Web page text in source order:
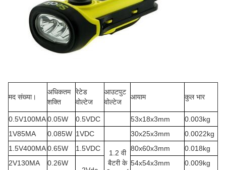
मद संख्या।
अधिकतम
शक्ति
रेटेड
वोल्टेज
आउटपुट
वोल्टेज
आयाम कुल भार
0.5V100MA0.05W 0.5VDC 53x18x3mm
0.003kg
1V85MA
0.085W 1VDC 30x25x3mm
0.0022kg
1.5V400MA0.65W 1.5VDC
1.2 वी
बैटरी के
80x60x3mm
0.018kg
2V130MA
0.26W
54x54x3mm 0.009kg